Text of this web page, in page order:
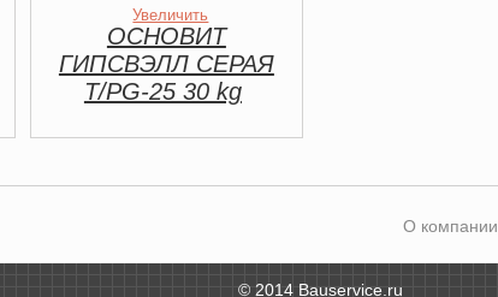
Увеличить
ОСНОВИТ
ГИПСВЭЛЛ СЕРАЯ
Т/PG-25 30 kg
О компании
© 2014 Bauservice.ru